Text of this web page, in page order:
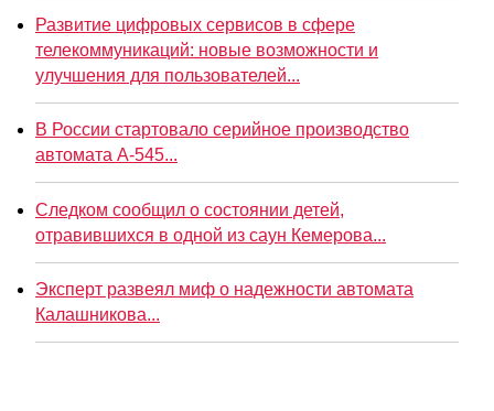
Развитие цифровых сервисов в сфере
телекоммуникаций: новые возможности и
улучшения для пользователей...
В России стартовало серийное производство
автомата А-545...
Следком сообщил о состоянии детей,
отравившихся в одной из саун Кемерова...
Эксперт развеял миф о надежности автомата
Калашникова...